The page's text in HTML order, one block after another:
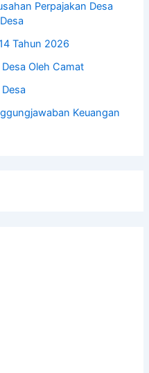
Perpajakan Desa
Tahun 2026
Oleh Camat
Keuangan